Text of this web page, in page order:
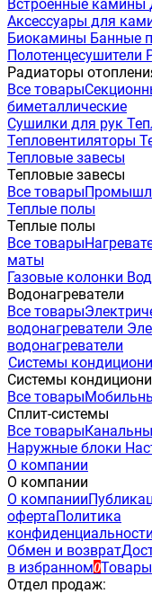
Встроенные камины
Аксессуары для
Биокамины Банные
Полотенцесушители
Радиаторы
Все товары
биметаллические
Сушилки для рук
Тепловентиляторы
Тепловые завесы
Тепловые завесы
Все товары
Теплые полы
Теплые полы
Все товары
маты
Газовые колонки
Водонагреватели
Все товары
водонагреватели
водонагреватели
Системы
Системы
Все товары
Сплит-системы
Все товары
Наружные блоки
О компании
О компании
О компании
офертаПолитика
конфиденциальности
Обмен и возврат
в избранном0
Отдел продаж: